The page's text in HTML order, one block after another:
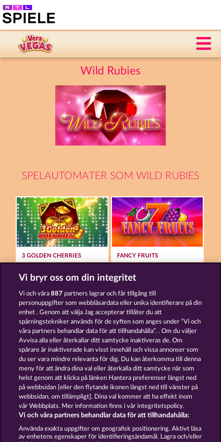
Wild Rubies
SPELAUTOMATER SOM WILD RUBIES
3 GOLDEN CHERRIES FANCY FRUITS
40 SEVENS DIAMOND TREASURES JUICY JESTER
Användarvillkor Sekretesspolicy Avtryck
Om Företaget FAQ Partnerprogram
Facebook
Skicka in en begäran om att ångra köpet
Vi bryr oss om din integritet
Vi och våra887 partners lagrar och får tillgång till
personuppgifter som webbläsardata eller unika identifierare på din
enhet . Genom att välja Jag accepterar tillåter du att
spårningstekniker används för de syften som anges under ”Vi och
våra partners behandlar data för att tillhandahålla”. . Om du väljer
Avvisa alla eller återkallar ditt samtycke inaktiveras de. Om
spårare är inaktiverade kan visst innehåll och vissa annonser som
du ser vara mindre relevanta för dig. Du kan återkomma till denna
meny för att ändra dina val eller återkalla ditt samtycke när som
helst genom att klicka på länken Hantera preferenser längst ned
på webbsidan [eller den flytande ikonen längst ned till vänster på
webbsidan, om tillämpligt]. Dina val kommer att ha effekt inom
vår Webbplats. Mer information finns i vår integritetspolicy.
Vi och våra partners behandlar data för att tillhandahålla:
Använda exakta uppgifter om geografisk positionering. Aktivt läsa
av enhetens egenskaper för identifieringsändamål. Lagra och/eller